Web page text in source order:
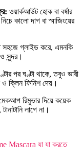
ওয়ার্কআউট হোক বা বর্ষার
কালো দাগ বা স্মাজিংয়ের
সহজে গ্লাইড করে, এমনকি
সুন্দর।
পর ঘণ্টা থাকে, তবুও ভারী
ও ক্লিন ফিনিশ দেয়।
রিমুভার দিয়ে কয়েক
লাগে না।
Mascara যা যা করতে